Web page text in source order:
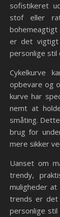
sofistikeret
stof eller
er det vigtigt
personlige stil
Cykelkurve
opbevare og
kurve har
nemt at
småting.
brug for
mere sikker
Uanset om
trendy,
muligheder
trends er
personlige stil